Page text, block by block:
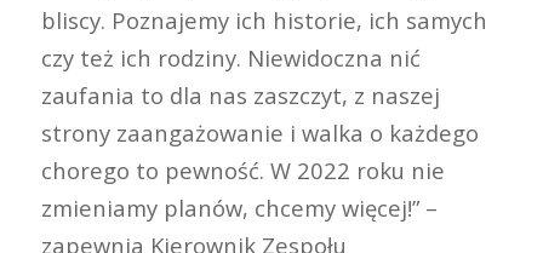
bliscy. Poznajemy ich historie, ich samych
czy też ich rodziny. Niewidoczna nić
zaufania to dla nas zaszczyt, z naszej
strony zaangażowanie i walka o każdego
chorego to pewność. W 2022 roku nie
zmieniamy planów, chcemy więcej!” –
zapewnia Kierownik Zespołu